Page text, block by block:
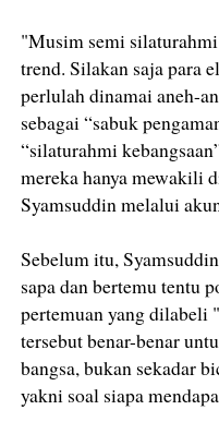
"Musim semi
trend. Silakan saja para
perlulah dinamai aneh-
sebagai “sabuk
“silaturahmi
mereka hanya mewakili
Syamsuddin melalui
Sebelum itu,
sapa dan bertemu tentu
pertemuan yang dilabeli
tersebut benar-benar
bangsa, bukan sekadar
yakni soal siapa